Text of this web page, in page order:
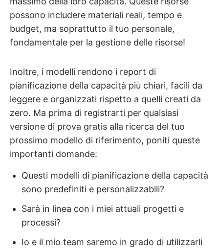
possono includere materiali reali, tempo e
budget, ma soprattutto il tuo personale,
fondamentale per la gestione delle risorse!
Inoltre, i modelli rendono i report di
pianificazione della capacità più chiari, facili da
leggere e organizzati rispetto a quelli creati da
zero. Ma prima di registrarti per qualsiasi
versione di prova gratis alla ricerca del tuo
prossimo modello di riferimento, poniti queste
importanti domande:
Questi modelli di pianificazione della capacità
sono predefiniti e personalizzabili?
Sarà in linea con i miei attuali progetti e
processi?
Io e il mio team saremo in grado di utilizzarli